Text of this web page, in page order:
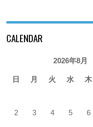
CALENDAR
2026年8月
日 月 火 水 木
2 3 4 5 6